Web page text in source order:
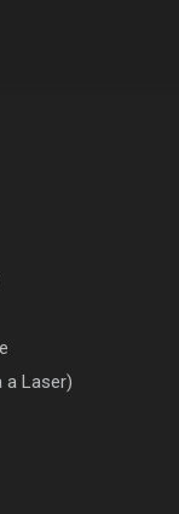
a Laser)